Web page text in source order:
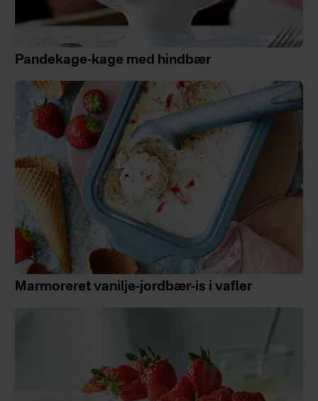
Pandekage-kage med hindbær
Marmoreret vanilje-jordbær-is i vafler